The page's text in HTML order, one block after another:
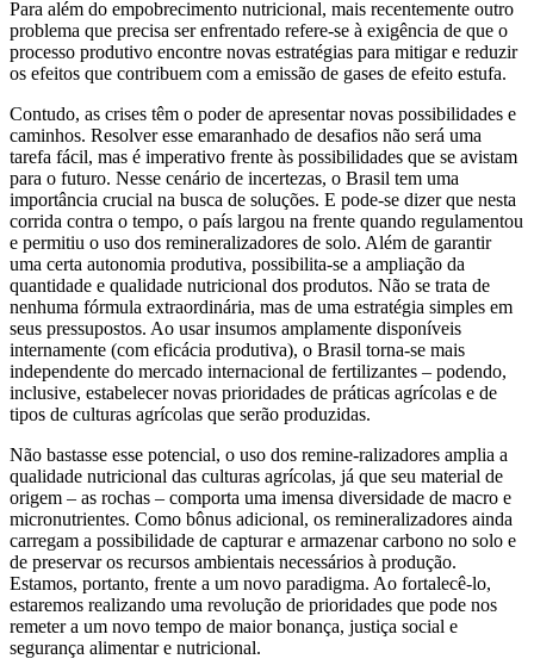
Para além do empobrecimento nutricional, mais recentemente outro
problema que precisa ser enfrentado refere-se à exigência de que o
processo produtivo encontre novas estratégias para mitigar e reduzir
os efeitos que contribuem com a emissão de gases de efeito estufa.
Contudo, as crises têm o poder de apresentar novas possibilidades e
caminhos. Resolver esse emaranhado de desafios não será uma
tarefa fácil, mas é imperativo frente às possibilidades que se avistam
para o futuro. Nesse cenário de incertezas, o Brasil tem uma
importância crucial na busca de soluções. E pode-se dizer que nesta
corrida contra o tempo, o país largou na frente quando regulamentou
e permitiu o uso dos remineralizadores de solo. Além de garantir
uma certa autonomia produtiva, possibilita-se a ampliação da
quantidade e qualidade nutricional dos produtos. Não se trata de
nenhuma fórmula extraordinária, mas de uma estratégia simples em
seus pressupostos. Ao usar insumos amplamente disponíveis
internamente (com eficácia produtiva), o Brasil torna-se mais
independente do mercado internacional de fertilizantes – podendo,
inclusive, estabelecer novas prioridades de práticas agrícolas e de
tipos de culturas agrícolas que serão produzidas.
Não bastasse esse potencial, o uso dos remine-ralizadores amplia a
qualidade nutricional das culturas agrícolas, já que seu material de
origem – as rochas – comporta uma imensa diversidade de macro e
micronutrientes. Como bônus adicional, os remineralizadores ainda
carregam a possibilidade de capturar e armazenar carbono no solo e
de preservar os recursos ambientais necessários à produção.
Estamos, portanto, frente a um novo paradigma. Ao fortalecê-lo,
estaremos realizando uma revolução de prioridades que pode nos
remeter a um novo tempo de maior bonança, justiça social e
segurança alimentar e nutricional.